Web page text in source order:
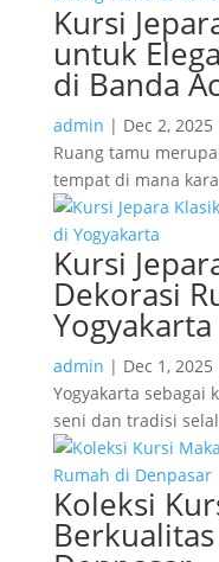
Kursi
untuk
di Banda
admin | Dec 2, 2025
Ruang tamu
tempat di mana
Kursi
Dekorasi
Yogyakarta
admin | Dec 1, 2025
Yogyakarta sebagai
seni dan tradisi
Koleksi